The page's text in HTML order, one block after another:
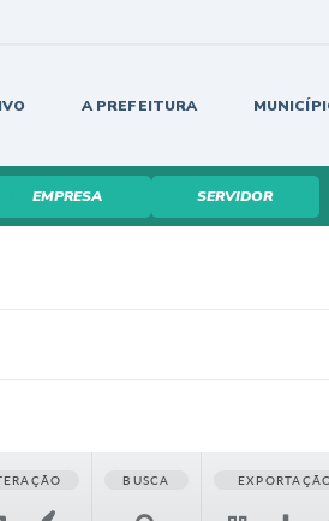
A PREFEITURA
EMPRESA SERVIDOR
BUSCA